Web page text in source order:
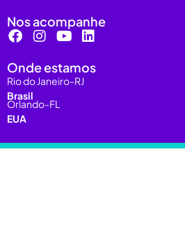
Nos acompanhe
Onde estamos
Rio do Janeiro-RJ
Brasil
Orlando-FL
EUA